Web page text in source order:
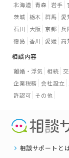
北海道 青森 岩手
茨城 栃木 群馬 愛
石川
大阪 京都 兵
徳島 香川 愛媛 高
相談内容
離婚・浮気 相続
企業税務 会社設立
許認可 その他
相談サポートと